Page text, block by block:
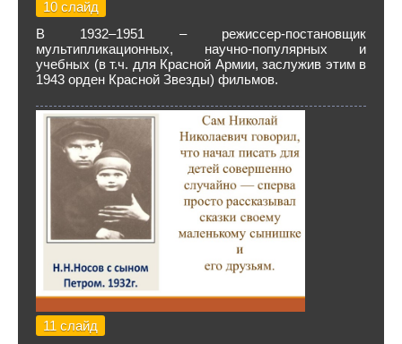
10 слайд
В 1932–1951 – режиссер-постановщик
мультипликационных, научно-популярных и
учебных (в т.ч. для Красной Армии, заслужив этим в
1943 орден Красной Звезды) фильмов.
11 слайд